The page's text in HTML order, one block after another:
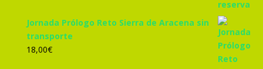
Jornada Prólogo Reto Sierra de Aracena sin
transporte
18,00€